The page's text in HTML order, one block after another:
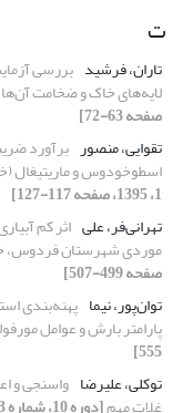
ت
تاران، فرشید بررسی
لایه‌های خاک و ضخامت
صفحه 63-72]
تقوایی، منصور
اسطوخودوس و ماریتیغال
1، 1395، صفحه 117-127]
تهرانی‌فر، علی اثر کم
موردی شهرستان فردوس،
صفحه 499-507]
توان‌پور، نیما پهنه‌بندی
پارامتر بارش و عوامل
555]
توکلی، علیرضا
غلات مهم[دوره 10، شماره 3، 1395، صفحه 389-397]